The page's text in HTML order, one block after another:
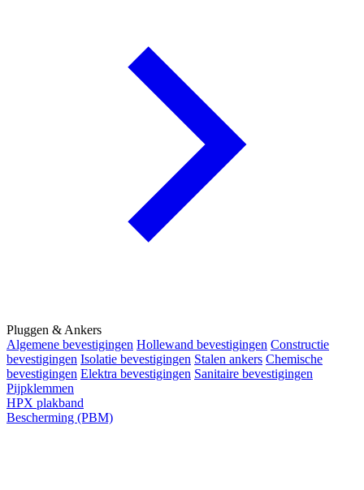
Pluggen & Ankers
Algemene bevestigingen Hollewand bevestigingen Constructie
bevestigingen Isolatie bevestigingen Stalen ankers Chemische
bevestigingen Elektra bevestigingen Sanitaire bevestigingen
Pijpklemmen
HPX plakband
Bescherming (PBM)